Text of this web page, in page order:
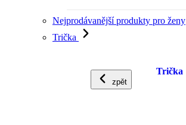
Nejprodávanější produkty pro ženy
Trička
zpět
Trička